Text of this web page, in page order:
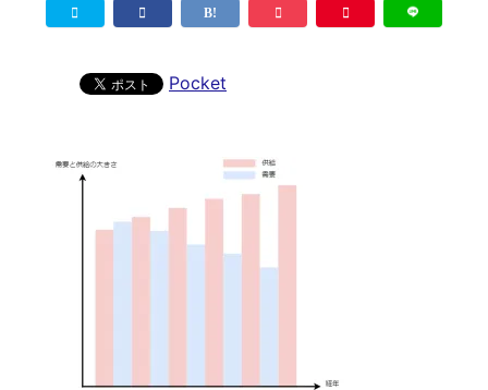
Pocket